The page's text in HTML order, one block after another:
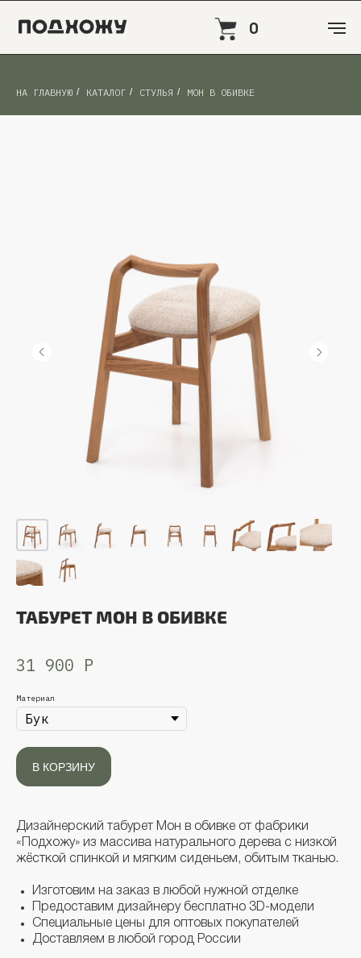
НА ГЛАВНУЮ / КАТАЛОГ / СТУЛЬЯ / МОН В ОБИВКЕ
ТАБУРЕТ МОН В ОБИВКЕ
31 900 Р
Материал
В КОРЗИНУ
Дизайнерский табурет Мон в обивке от фабрики
«Подхожу» из массива натурального дерева с низкой
жёсткой спинкой и мягким сиденьем, обитым тканью.
Изготовим на заказ в любой нужной отделке
Предоставим дизайнеру бесплатно 3D-модели
Специальные цены для оптовых покупателей
Доставляем в любой город России
ПОКУПАЙТЕ СЕЙЧАС,
Приобретайте дизайнерскую мебель в
рассрочку до 10 месяцев с картой ХАЛВА и
сервисом Яндекс Сплит при оформлении
заказа с онлайн-оплатой в нашем